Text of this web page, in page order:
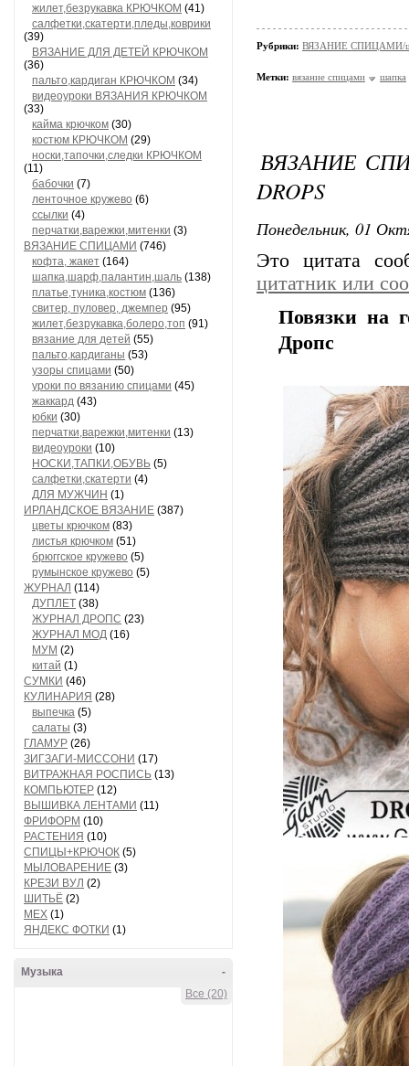
жилет,безрукавка КРЮЧКОМ (41)
салфетки,скатерти,пледы,коврики
(39)
ВЯЗАНИЕ ДЛЯ ДЕТЕЙ КРЮЧКОМ
(36)
пальто,кардиган КРЮЧКОМ (34)
видеоуроки ВЯЗАНИЯ КРЮЧКОМ
(33)
кайма крючком (30)
костюм КРЮЧКОМ (29)
носки,тапочки,следки КРЮЧКОМ
(11)
бабочки (7)
ленточное кружево (6)
ссылки (4)
перчатки,варежки,митенки (3)
ВЯЗАНИЕ СПИЦАМИ (746)
кофта, жакет (164)
шапка,шарф,палантин,шаль (138)
платье,туника,костюм (136)
свитер, пуловер, джемпер (95)
жилет,безрукавка,болеро,топ (91)
вязание для детей (55)
пальто,кардиганы (53)
узоры спицами (50)
уроки по вязанию спицами (45)
жаккард (43)
юбки (30)
перчатки,варежки,митенки (13)
видеоуроки (10)
НОСКИ,ТАПКИ,ОБУВЬ (5)
салфетки,скатерти (4)
ДЛЯ МУЖЧИН (1)
ИРЛАНДСКОЕ ВЯЗАНИЕ (387)
цветы крючком (83)
листья крючком (51)
брюггское кружево (5)
румынское кружево (5)
ЖУРНАЛ (114)
ДУПЛЕТ (38)
ЖУРНАЛ ДРОПС (23)
ЖУРНАЛ МОД (16)
МУМ (2)
китай (1)
СУМКИ (46)
КУЛИНАРИЯ (28)
выпечка (5)
салаты (3)
ГЛАМУР (26)
ЗИГЗАГИ-МИССОНИ (17)
ВИТРАЖНАЯ РОСПИСЬ (13)
КОМПЬЮТЕР (12)
ВЫШИВКА ЛЕНТАМИ (11)
ФРИФОРМ (10)
РАСТЕНИЯ (10)
СПИЦЫ+КРЮЧОК (5)
МЫЛОВАРЕНИЕ (3)
КРЕЗИ ВУЛ (2)
ШИТЬЁ (2)
МЕХ (1)
ЯНДЕКС ФОТКИ (1)
-
Музыка
Все (20)
Рубрики: ВЯЗАНИЕ СПИЦАМИ/
Метки: вязание спицами шапка
ВЯЗАНИЕ
DROPS
Понедельник, 01
Это цитата
цитатник или
Повязки на
Дропс